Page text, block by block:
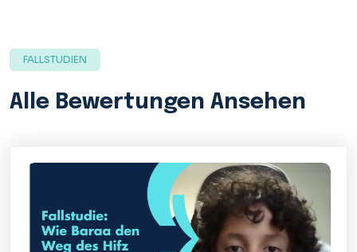
FALLSTUDIEN
Alle Bewertungen Ansehen